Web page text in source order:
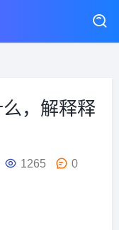
，解释释
1265 0